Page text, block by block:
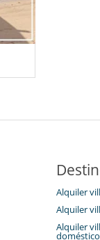
Alquiler
Alquiler
Alquiler
doméstico